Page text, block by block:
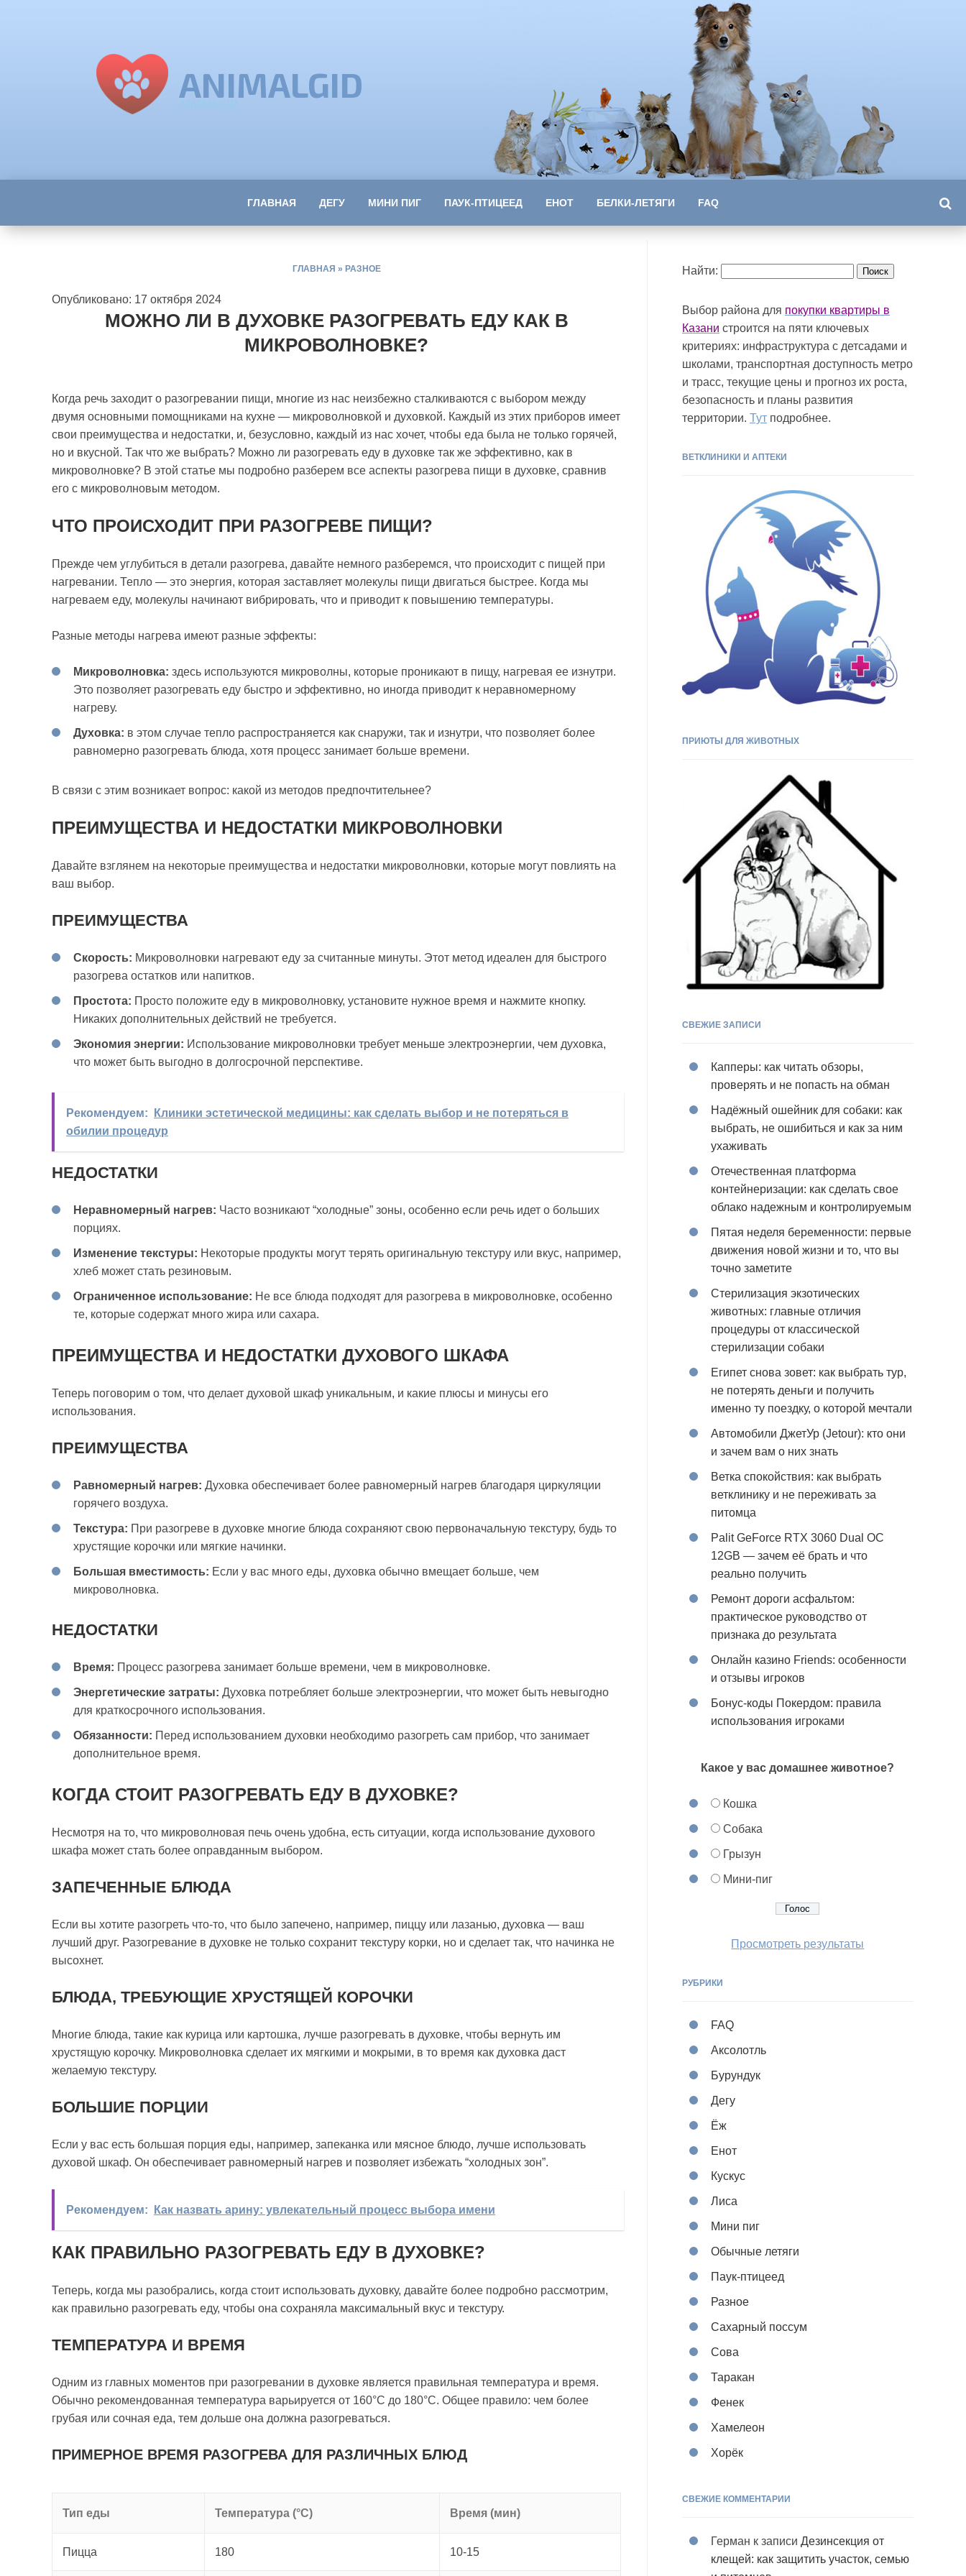
ANIMALGID
ANIMALGID
ГЛАВНАЯ ДЕГУ МИНИ ПИГ ПАУК-ПТИЦЕЕД ЕНОТ БЕЛКИ-ЛЕТЯГИ FAQ
ГЛАВНАЯ » РАЗНОЕ
Опубликовано: 17 октября 2024
МОЖНО ЛИ В ДУХОВКЕ РАЗОГРЕВАТЬ ЕДУ КАК В
МИКРОВОЛНОВКЕ?
Когда речь заходит о разогревании пищи, многие из нас неизбежно сталкиваются с выбором между
двумя основными помощниками на кухне — микроволновкой и духовкой. Каждый из этих приборов имеет
свои преимущества и недостатки, и, безусловно, каждый из нас хочет, чтобы еда была не только горячей,
но и вкусной. Так что же выбрать? Можно ли разогревать еду в духовке так же эффективно, как в
микроволновке? В этой статье мы подробно разберем все аспекты разогрева пищи в духовке, сравнив
его с микроволновым методом.
ЧТО ПРОИСХОДИТ ПРИ РАЗОГРЕВЕ ПИЩИ?
Прежде чем углубиться в детали разогрева, давайте немного разберемся, что происходит с пищей при
нагревании. Тепло — это энергия, которая заставляет молекулы пищи двигаться быстрее. Когда мы
нагреваем еду, молекулы начинают вибрировать, что и приводит к повышению температуры.
Разные методы нагрева имеют разные эффекты:
Микроволновка: здесь используются микроволны, которые проникают в пищу, нагревая ее изнутри.
Это позволяет разогревать еду быстро и эффективно, но иногда приводит к неравномерному
нагреву.
Духовка: в этом случае тепло распространяется как снаружи, так и изнутри, что позволяет более
равномерно разогревать блюда, хотя процесс занимает больше времени.
В связи с этим возникает вопрос: какой из методов предпочтительнее?
ПРЕИМУЩЕСТВА И НЕДОСТАТКИ МИКРОВОЛНОВКИ
Давайте взглянем на некоторые преимущества и недостатки микроволновки, которые могут повлиять на
ваш выбор.
ПРЕИМУЩЕСТВА
Скорость: Микроволновки нагревают еду за считанные минуты. Этот метод идеален для быстрого
разогрева остатков или напитков.
Простота: Просто положите еду в микроволновку, установите нужное время и нажмите кнопку.
Никаких дополнительных действий не требуется.
Экономия энергии: Использование микроволновки требует меньше электроэнергии, чем духовка,
что может быть выгодно в долгосрочной перспективе.
Рекомендуем:
Клиники эстетической медицины: как сделать выбор и не потеряться в
обилии процедур
НЕДОСТАТКИ
Неравномерный нагрев: Часто возникают “холодные” зоны, особенно если речь идет о больших
порциях.
Изменение текстуры: Некоторые продукты могут терять оригинальную текстуру или вкус, например,
хлеб может стать резиновым.
Ограниченное использование: Не все блюда подходят для разогрева в микроволновке, особенно
те, которые содержат много жира или сахара.
ПРЕИМУЩЕСТВА И НЕДОСТАТКИ ДУХОВОГО ШКАФА
Теперь поговорим о том, что делает духовой шкаф уникальным, и какие плюсы и минусы его
использования.
ПРЕИМУЩЕСТВА
Равномерный нагрев: Духовка обеспечивает более равномерный нагрев благодаря циркуляции
горячего воздуха.
Текстура: При разогреве в духовке многие блюда сохраняют свою первоначальную текстуру, будь то
хрустящие корочки или мягкие начинки.
Большая вместимость: Если у вас много еды, духовка обычно вмещает больше, чем
микроволновка.
НЕДОСТАТКИ
Время: Процесс разогрева занимает больше времени, чем в микроволновке.
Энергетические затраты: Духовка потребляет больше электроэнергии, что может быть невыгодно
для краткосрочного использования.
Обязанности: Перед использованием духовки необходимо разогреть сам прибор, что занимает
дополнительное время.
КОГДА СТОИТ РАЗОГРЕВАТЬ ЕДУ В ДУХОВКЕ?
Несмотря на то, что микроволновая печь очень удобна, есть ситуации, когда использование духового
шкафа может стать более оправданным выбором.
ЗАПЕЧЕННЫЕ БЛЮДА
Если вы хотите разогреть что-то, что было запечено, например, пиццу или лазанью, духовка — ваш
лучший друг. Разогревание в духовке не только сохранит текстуру корки, но и сделает так, что начинка не
высохнет.
БЛЮДА, ТРЕБУЮЩИЕ ХРУСТЯЩЕЙ КОРОЧКИ
Многие блюда, такие как курица или картошка, лучше разогревать в духовке, чтобы вернуть им
хрустящую корочку. Микроволновка сделает их мягкими и мокрыми, в то время как духовка даст
желаемую текстуру.
БОЛЬШИЕ ПОРЦИИ
Если у вас есть большая порция еды, например, запеканка или мясное блюдо, лучше использовать
духовой шкаф. Он обеспечивает равномерный нагрев и позволяет избежать “холодных зон”.
Рекомендуем: Как назвать арину: увлекательный процесс выбора имени
КАК ПРАВИЛЬНО РАЗОГРЕВАТЬ ЕДУ В ДУХОВКЕ?
Теперь, когда мы разобрались, когда стоит использовать духовку, давайте более подробно рассмотрим,
как правильно разогревать еду, чтобы она сохраняла максимальный вкус и текстуру.
ТЕМПЕРАТУРА И ВРЕМЯ
Одним из главных моментов при разогревании в духовке является правильная температура и время.
Обычно рекомендованная температура варьируется от 160°C до 180°C. Общее правило: чем более
грубая или сочная еда, тем дольше она должна разогреваться.
ПРИМЕРНОЕ ВРЕМЯ РАЗОГРЕВА ДЛЯ РАЗЛИЧНЫХ БЛЮД
Тип еды Температура (°C) Время (мин)
Пицца 180 10-15
Найти:
Выбор района для покупки квартиры в
Казани строится на пяти ключевых
критериях: инфраструктура с детсадами и
школами, транспортная доступность метро
и трасс, текущие цены и прогноз их роста,
безопасность и планы развития
территории. Тут подробнее.
ВЕТКЛИНИКИ И АПТЕКИ
ПРИЮТЫ ДЛЯ ЖИВОТНЫХ
СВЕЖИЕ ЗАПИСИ
Капперы: как читать обзоры,
проверять и не попасть на обман
Надёжный ошейник для собаки: как
выбрать, не ошибиться и как за ним
ухаживать
Отечественная платформа
контейнеризации: как сделать свое
облако надежным и контролируемым
Пятая неделя беременности: первые
движения новой жизни и то, что вы
точно заметите
Стерилизация экзотических
животных: главные отличия
процедуры от классической
стерилизации собаки
Египет снова зовет: как выбрать тур,
не потерять деньги и получить
именно ту поездку, о которой мечтали
Автомобили ДжетУр (Jetour): кто они
и зачем вам о них знать
Ветка спокойствия: как выбрать
ветклинику и не переживать за
питомца
Palit GeForce RTX 3060 Dual OC
12GB — зачем её брать и что
реально получить
Ремонт дороги асфальтом:
практическое руководство от
признака до результата
Онлайн казино Friends: особенности
и отзывы игроков
Бонус-коды Покердом: правила
использования игроками
Какое у вас домашнее животное?
Кошка
Собака
Грызун
Мини-пиг
Просмотреть результаты
РУБРИКИ
FAQ
Аксолотль
Бурундук
Дегу
Ёж
Енот
Кускус
Лиса
Мини пиг
Обычные летяги
Паук-птицеед
Разное
Сахарный поссум
Сова
Таракан
Фенек
Хамелеон
Хорёк
СВЕЖИЕ КОММЕНТАРИИ
Герман к записи Дезинсекция от
клещей: как защитить участок, семью